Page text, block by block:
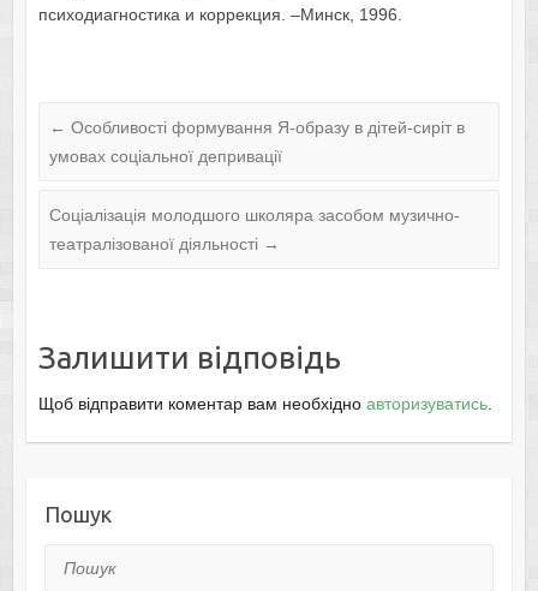
психодиагностика и коррекция. –Минск, 1996.
← Особливості формування Я-образу в дітей-сиріт в
умовах соціальної депривації
Соціалізація молодшого школяра засобом музично-
театралізованої діяльності →
Залишити відповідь
Щоб відправити коментар вам необхідно авторизуватись.
Пошук
Пошук